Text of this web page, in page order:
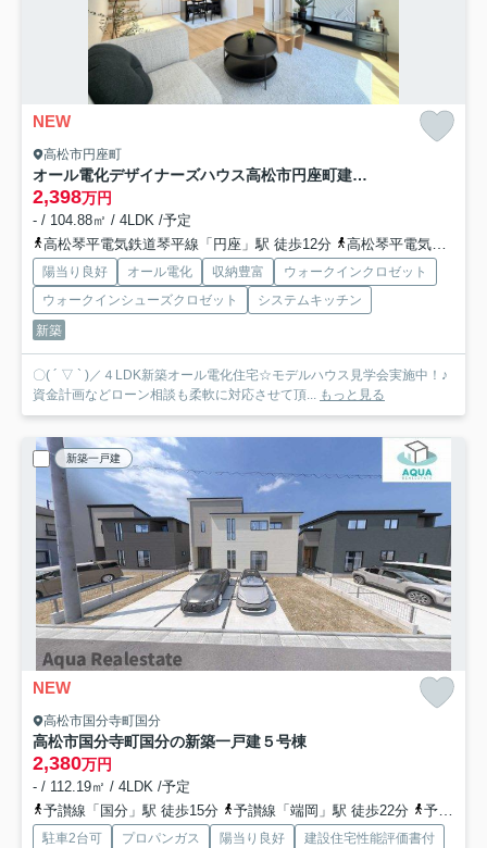
NEW
高松市円座町
オール電化デザイナーズハウス高松市円座町建売⑬
2,398万円
- / 104.88㎡ / 4LDK /予定
高松琴平電気鉄道琴平線「円座」駅 徒歩12分
高松琴平電気鉄道琴平線「一宮」駅 徒歩30分
陽当り良好 オール電化 収納豊富
ウォークインクロゼット
ウォークインシューズクロゼット
システムキッチン
新築
〇( ´ ▽ ` )／４LDK新築オール電化住宅☆モデルハウス見学会実施中！♪
資金計画などローン相談も柔軟に対応させて頂... もっと見る
新築一戸建
NEW
高松市国分寺町国分
高松市国分寺町国分の新築一戸建５号棟
2,380万円
- / 112.19㎡ / 4LDK /予定
予讃線「国分」駅 徒歩15分
予讃線「端岡」駅 徒歩22分 予讃線「讃岐府中」駅 徒歩42分
駐車2台可 プロパンガス 陽当り良好
建設住宅性能評価書付